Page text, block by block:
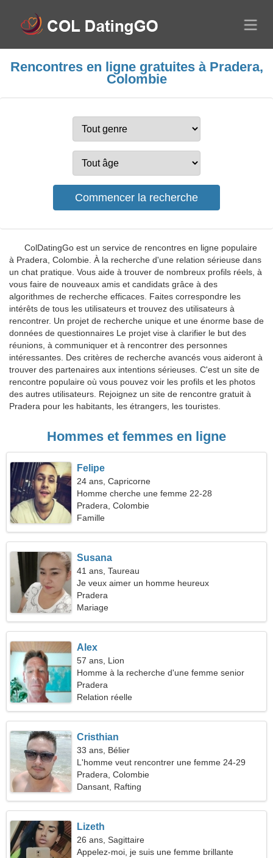
Rencontres en ligne gratuites à Pradera,
Colombie
ColDatingGo est un service de rencontres en ligne populaire
à Pradera, Colombie. À la recherche d'une relation sérieuse dans
un chat pratique. Vous aide à trouver de nombreux profils réels, à
vous faire de nouveaux amis et candidats grâce à des
algorithmes de recherche efficaces. Faites correspondre les
intérêts de tous les utilisateurs et trouvez des utilisateurs à
rencontrer. Un projet de recherche unique et une énorme base de
données de questionnaires Le projet vise à clarifier le but des
réunions, à communiquer et à rencontrer des personnes
intéressantes. Des critères de recherche avancés vous aideront à
trouver des partenaires aux intentions sérieuses. C'est un site de
rencontre populaire où vous pouvez voir les profils et les photos
des autres utilisateurs. Rejoignez un site de rencontre gratuit à
Pradera pour les habitants, les étrangers, les touristes.
Hommes et femmes en ligne
Felipe
24 ans, Capricorne
Homme cherche une femme 22-28
Pradera, Colombie
Famille
Susana
41 ans, Taureau
Je veux aimer un homme heureux
Pradera
Mariage
Alex
57 ans, Lion
Homme à la recherche d'une femme senior
Pradera
Relation réelle
Cristhian
33 ans, Bélier
L'homme veut rencontrer une femme 24-29
Pradera, Colombie
Dansant, Rafting
Lizeth
26 ans, Sagittaire
Appelez-moi, je suis une femme brillante